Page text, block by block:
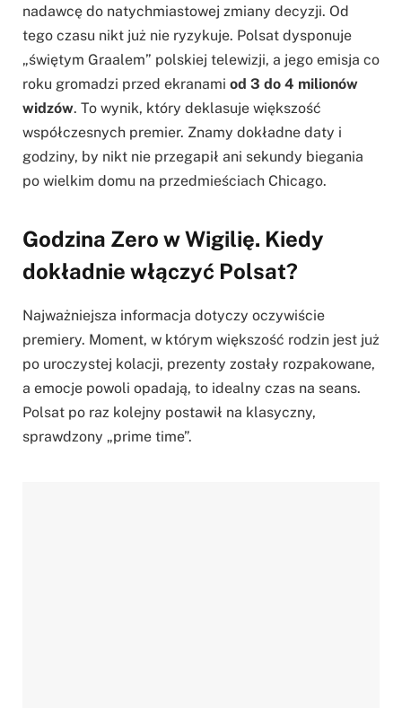
nadawcę do natychmiastowej zmiany decyzji. Od
tego czasu nikt już nie ryzykuje. Polsat dysponuje
„świętym Graalem” polskiej telewizji, a jego emisja co
roku gromadzi przed ekranami od 3 do 4 milionów
widzów. To wynik, który deklasuje większość
współczesnych premier. Znamy dokładne daty i
godziny, by nikt nie przegapił ani sekundy biegania
po wielkim domu na przedmieściach Chicago.
Godzina Zero w Wigilię. Kiedy
dokładnie włączyć Polsat?
Najważniejsza informacja dotyczy oczywiście
premiery. Moment, w którym większość rodzin jest już
po uroczystej kolacji, prezenty zostały rozpakowane,
a emocje powoli opadają, to idealny czas na seans.
Polsat po raz kolejny postawił na klasyczny,
sprawdzony „prime time”.